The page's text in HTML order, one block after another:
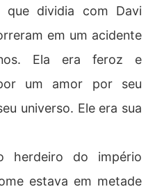
que dividia com Davi
em um acidente
Ela era feroz e
um amor por seu
universo. Ele era sua
herdeiro do império
estava em metade